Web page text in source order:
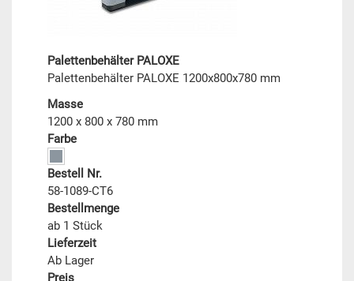
Palettenbehälter PALOXE
Palettenbehälter PALOXE 1200x800x780 mm
Masse
1200 x 800 x 780 mm
Farbe
Bestell Nr.
58-1089-CT6
Bestellmenge
ab 1 Stück
Lieferzeit
Ab Lager
Preis